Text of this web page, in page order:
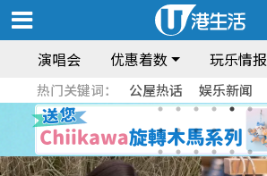
演唱会 优惠着数 玩乐情报
热门关键词： 公屋热话 娱乐新闻